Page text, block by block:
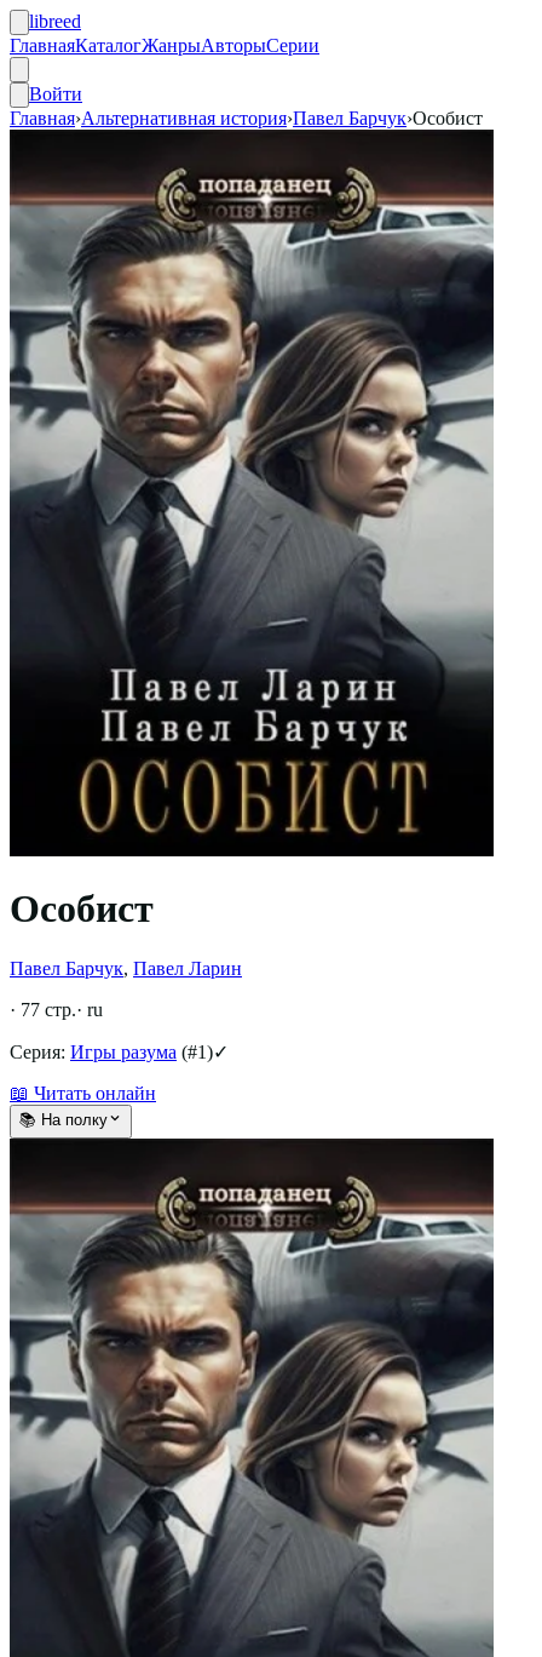
libreed
ГлавнаяКаталогЖанрыАвторыСерии
Войти
Главная›Альтернативная история›Павел Барчук›Особист
Особист
Павел Барчук, Павел Ларин
· 77 стр.· ru
Серия: Игры разума (#1)✓
📖 Читать онлайн
📚 На полку